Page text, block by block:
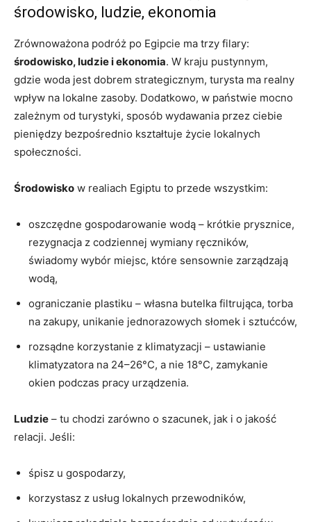
środowisko, ludzie, ekonomia
Zrównoważona podróż po Egipcie ma trzy filary:
środowisko, ludzie i ekonomia. W kraju pustynnym,
gdzie woda jest dobrem strategicznym, turysta ma realny
wpływ na lokalne zasoby. Dodatkowo, w państwie mocno
zależnym od turystyki, sposób wydawania przez ciebie
pieniędzy bezpośrednio kształtuje życie lokalnych
społeczności.
Środowisko w realiach Egiptu to przede wszystkim:
oszczędne gospodarowanie wodą – krótkie prysznice,
rezygnacja z codziennej wymiany ręczników,
świadomy wybór miejsc, które sensownie zarządzają
wodą,
ograniczanie plastiku – własna butelka filtrująca, torba
na zakupy, unikanie jednorazowych słomek i sztućców,
rozsądne korzystanie z klimatyzacji – ustawianie
klimatyzatora na 24–26°C, a nie 18°C, zamykanie
okien podczas pracy urządzenia.
Ludzie – tu chodzi zarówno o szacunek, jak i o jakość
relacji. Jeśli:
śpisz u gospodarzy,
korzystasz z usług lokalnych przewodników,